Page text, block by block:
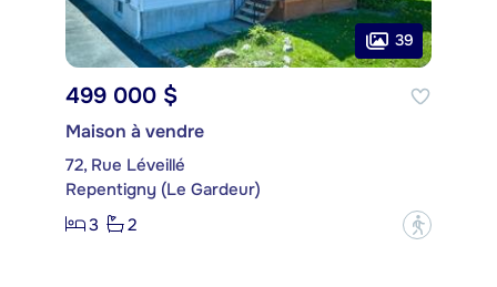
39
499 000 $
Maison à vendre
72, Rue Léveillé
Repentigny (Le Gardeur)
3
2 ?